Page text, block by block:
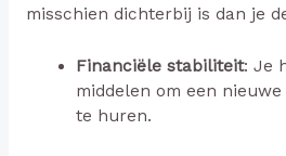
misschien dichterbij is dan je
Financiële stabiliteit: Je
middelen om een
te huren.